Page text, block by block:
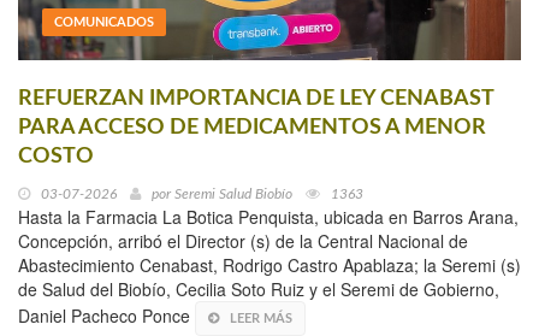
COMUNICADOS
REFUERZAN IMPORTANCIA DE LEY CENABAST
PARA ACCESO DE MEDICAMENTOS A MENOR
COSTO
03-07-2026 por Seremi Salud Biobío 1363
Hasta la Farmacia La Botica Penquista, ubicada en Barros Arana,
Concepción, arribó el Director (s) de la Central Nacional de
Abastecimiento Cenabast, Rodrigo Castro Apablaza; la Seremi (s)
de Salud del Biobío, Cecilia Soto Ruiz y el Seremi de Gobierno,
Daniel Pacheco Ponce
LEER MÁS